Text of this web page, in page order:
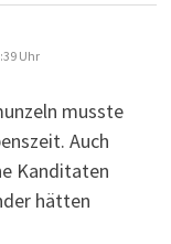
Uhr
musste
Auch
Kanditaten
hätten